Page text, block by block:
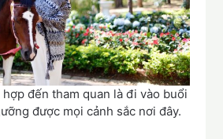
đến tham quan là đi vào buổi
được mọi cảnh sắc nơi đây.